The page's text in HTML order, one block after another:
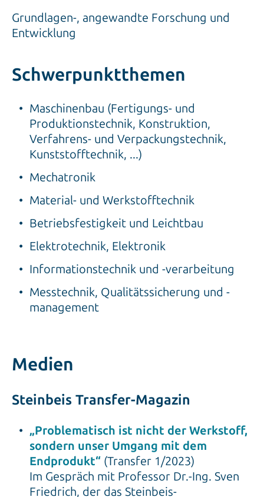
Grundlagen-, angewandte Forschung und
Entwicklung
Schwerpunktthemen
Maschinenbau (Fertigungs- und
Produktionstechnik, Konstruktion,
Verfahrens- und Verpackungstechnik,
Kunststofftechnik, ...)
Mechatronik
Material- und Werkstofftechnik
Betriebsfestigkeit und Leichtbau
Elektrotechnik, Elektronik
Informationstechnik und -verarbeitung
Messtechnik, Qualitätssicherung und -
management
Medien
Steinbeis Transfer-Magazin
„Problematisch ist nicht der Werkstoff,
sondern unser Umgang mit dem
Endprodukt“ (Transfer 1/2023)
Im Gespräch mit Professor Dr.-Ing. Sven
Friedrich, der das Steinbeis-